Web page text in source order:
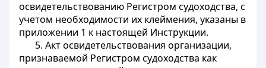
освидетельствованию Регистром судоходства, с
учетом необходимости их клеймения, указаны в
приложении 1 к настоящей Инструкции.
5. Акт освидетельствования организации,
признаваемой Регистром судоходства как